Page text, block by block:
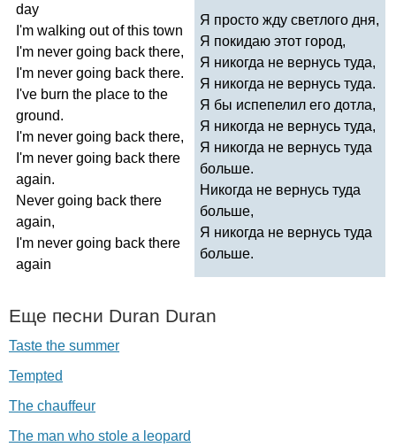
day
I'm walking out of this town
I'm never going back there,
I'm never going back there.
I've burn the place to the
ground.
I'm never going back there,
I'm never going back there
again.
Never going back there
again,
I'm never going back there
again
Я просто жду светлого дня,
Я покидаю этот город,
Я никогда не вернусь туда,
Я никогда не вернусь туда.
Я бы испепелил его дотла,
Я никогда не вернусь туда,
Я никогда не вернусь туда
больше.
Никогда не вернусь туда
больше,
Я никогда не вернусь туда
больше.
Еще песни Duran Duran
Taste the summer
Tempted
The chauffeur
The man who stole a leopard